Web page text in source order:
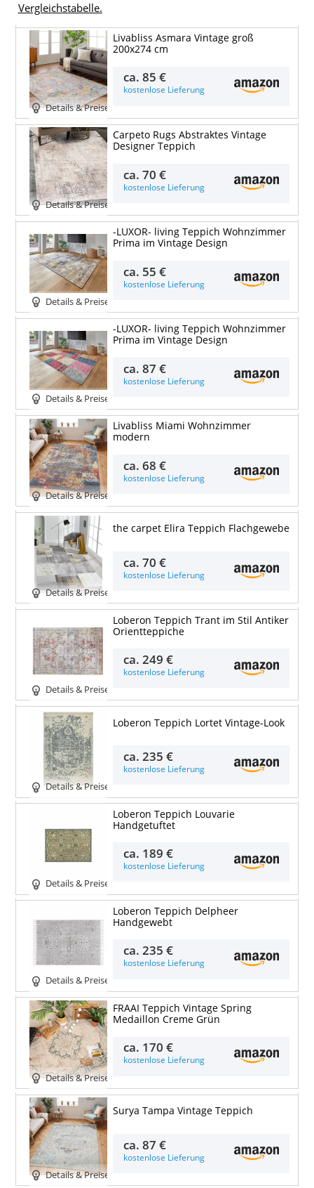
Vergleichstabelle.
Details & Preise
Livabliss Asmara Vintage groß
200x274 cm
ca.85 €
kostenlose Lieferung
Details & Preise
Carpeto Rugs Abstraktes Vintage
Designer Teppich
ca.70 €
kostenlose Lieferung
Details & Preise
-LUXOR- living Teppich Wohnzimmer
Prima im Vintage Design
ca. 55 €
kostenlose Lieferung
Details & Preise
-LUXOR- living Teppich Wohnzimmer
Prima im Vintage Design
ca.87 €
kostenlose Lieferung
Details & Preise
Livabliss Miami Wohnzimmer
modern
ca.68 €
kostenlose Lieferung
Details & Preise
the carpet Elira Teppich Flachgewebe
ca.70 €
kostenlose Lieferung
Details & Preise
Loberon Teppich Trant im Stil Antiker
Orientteppiche
ca.249 €
kostenlose Lieferung
Details & Preise
Loberon Teppich Lortet Vintage-Look
ca.235 €
kostenlose Lieferung
Details & Preise
Loberon Teppich Louvarie
Handgetuftet
ca. 189 €
kostenlose Lieferung
Details & Preise
Loberon Teppich Delpheer
Handgewebt
ca.235 €
kostenlose Lieferung
Details & Preise
FRAAI Teppich Vintage Spring
Medaillon Creme Grün
ca. 170 €
kostenlose Lieferung
Details & Preise
Surya Tampa Vintage Teppich
ca.87 €
kostenlose Lieferung